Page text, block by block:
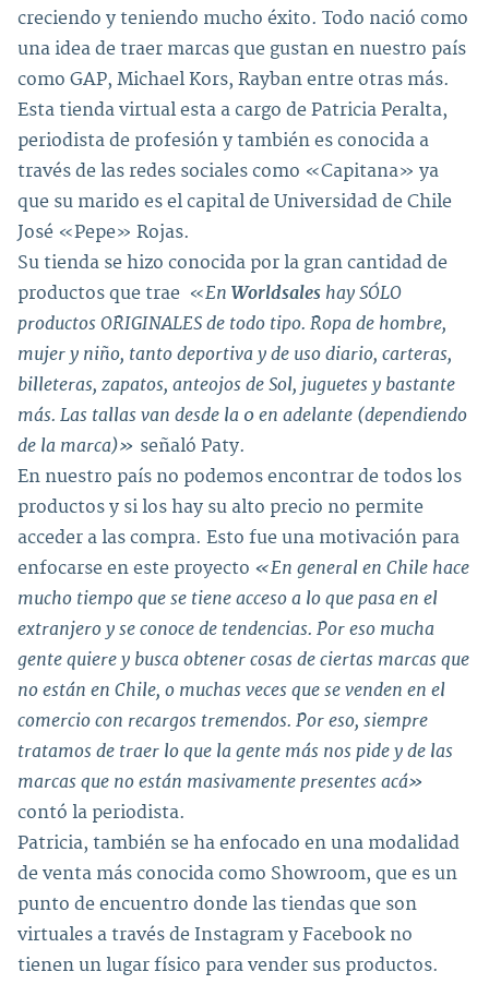
creciendo y teniendo mucho éxito. Todo nació como
una idea de traer marcas que gustan en nuestro país
como GAP, Michael Kors, Rayban entre otras más.
Esta tienda virtual esta a cargo de Patricia Peralta,
periodista de profesión y también es conocida a
través de las redes sociales como «Capitana» ya
que su marido es el capital de Universidad de Chile
José «Pepe» Rojas.
Su tienda se hizo conocida por la gran cantidad de
productos que trae «En Worldsales hay SÓLO
productos ORIGINALES de todo tipo. Ropa de hombre,
mujer y niño, tanto deportiva y de uso diario, carteras,
billeteras, zapatos, anteojos de Sol, juguetes y bastante
más. Las tallas van desde la 0 en adelante (dependiendo
de la marca)» señaló Paty.
En nuestro país no podemos encontrar de todos los
productos y si los hay su alto precio no permite
acceder a las compra. Esto fue una motivación para
enfocarse en este proyecto «En general en Chile hace
mucho tiempo que se tiene acceso a lo que pasa en el
extranjero y se conoce de tendencias. Por eso mucha
gente quiere y busca obtener cosas de ciertas marcas que
no están en Chile, o muchas veces que se venden en el
comercio con recargos tremendos. Por eso, siempre
tratamos de traer lo que la gente más nos pide y de las
marcas que no están masivamente presentes acá»
contó la periodista.
Patricia, también se ha enfocado en una modalidad
de venta más conocida como Showroom, que es un
punto de encuentro donde las tiendas que son
virtuales a través de Instagram y Facebook no
tienen un lugar físico para vender sus productos.